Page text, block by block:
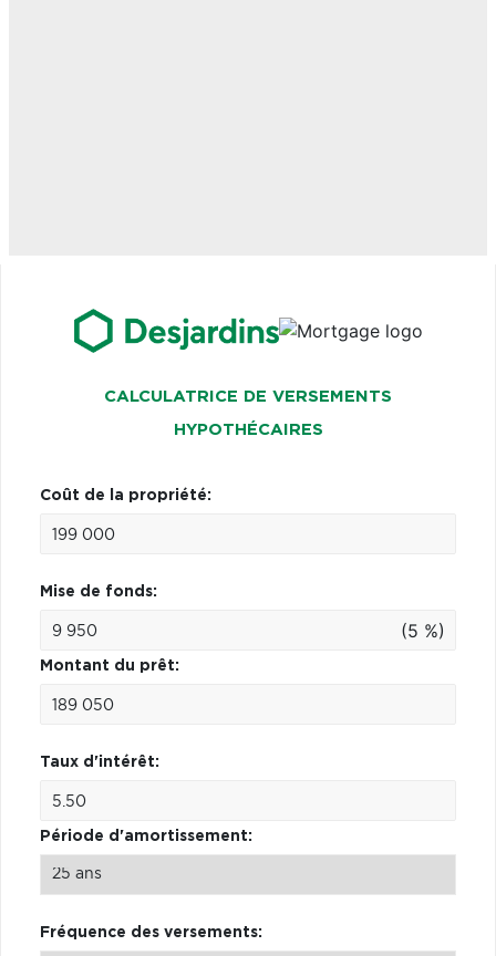
CALCULATRICE DE VERSEMENTS
HYPOTHÉCAIRES
Coût de la propriété:
Mise de fonds:
(5 %)
Montant du prêt:
Taux d'intérêt:
Période d'amortissement:
Fréquence des versements: